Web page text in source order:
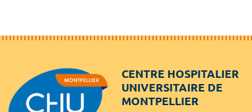
CENTRE HOSPITALIER
UNIVERSITAIRE DE
MONTPELLIER